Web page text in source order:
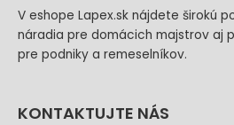
V eshope Lapex.sk nájdete širokú
náradia pre domácich majstrov aj
pre podniky a remeselníkov.
KONTAKTUJTE NÁS